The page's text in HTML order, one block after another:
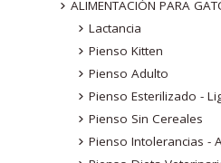
ALIMENTACIÓN PARA
Lactancia
Pienso Kitten
Pienso Adulto
Pienso Esterilizado -
Pienso Sin Cereales
Pienso Intolerancias -